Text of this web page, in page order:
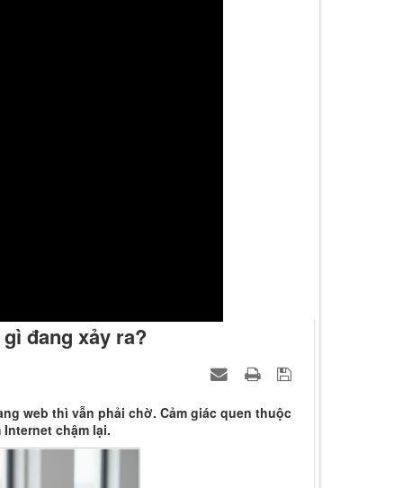
đang xảy ra?
web thì vẫn phải chờ. Cảm giác quen thuộc
chậm lại.